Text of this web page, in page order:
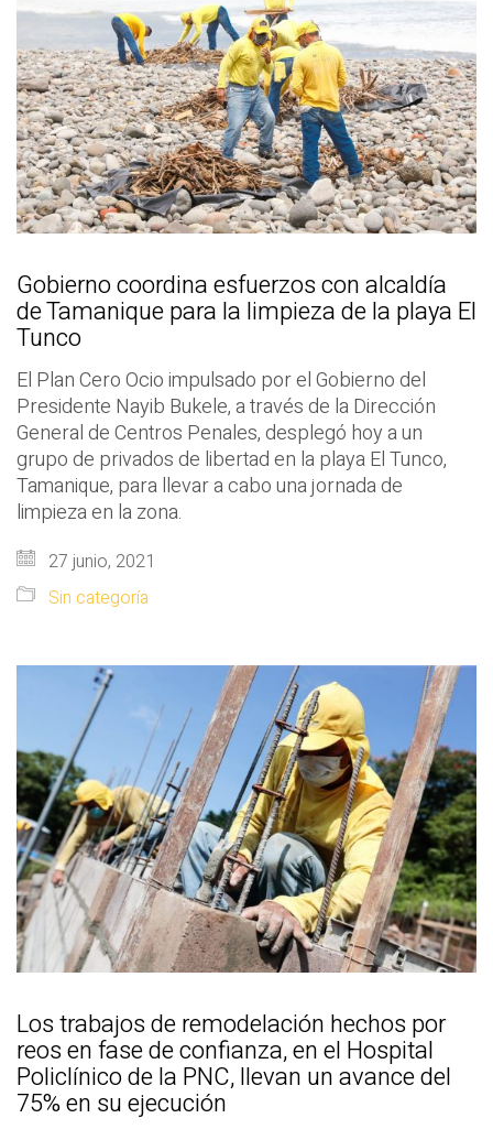
Gobierno coordina esfuerzos con alcaldía
de Tamanique para la limpieza de la playa El
Tunco
El Plan Cero Ocio impulsado por el Gobierno del
Presidente Nayib Bukele, a través de la Dirección
General de Centros Penales, desplegó hoy a un
grupo de privados de libertad en la playa El Tunco,
Tamanique, para llevar a cabo una jornada de
limpieza en la zona.
27 junio, 2021
Sin categoría
Los trabajos de remodelación hechos por
reos en fase de confianza, en el Hospital
Policlínico de la PNC, llevan un avance del
75% en su ejecución